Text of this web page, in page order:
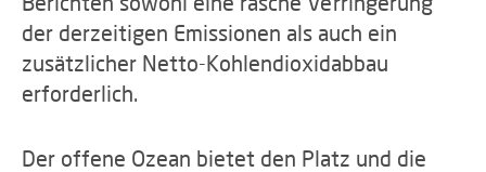
der derzeitigen Emissionen als auch ein
zusätzlicher Netto-Kohlendioxidabbau
erforderlich.
Der offene Ozean bietet den Platz und die